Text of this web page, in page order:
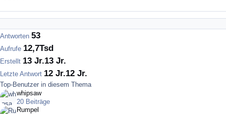
Antworten 53
Aufrufe 12,7Tsd
Erstellt 13 Jr.13 Jr.
Letzte Antwort 12 Jr.12 Jr.
Top-Benutzer in diesem Thema
whipsaw
20 Beiträge
Rumpel